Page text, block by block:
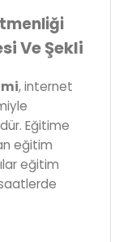
Ve Şekli
, internet
Eğitime
eğitim
eğitim